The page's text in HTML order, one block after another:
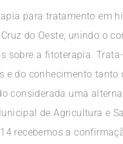
para tratamento em
do Oeste, unindo o
sobre a fitoterapia.
e do conhecimento tanto
considerada uma
de Agricultura e
recebemos a